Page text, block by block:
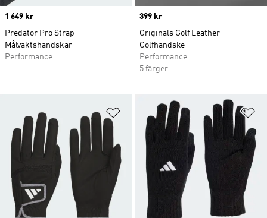
Price
1 649 kr
Predator Pro Strap
Målvaktshandskar
Performance
Price
399 kr
Originals Golf Leather
Golfhandske
Performance
5 färger
Lägg till på önskelistan